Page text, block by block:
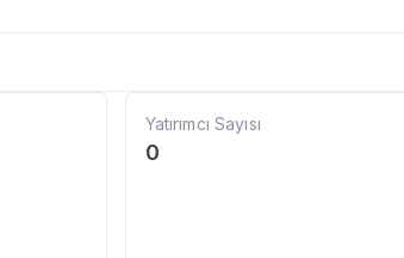
Yatırımcı Sayısı
0